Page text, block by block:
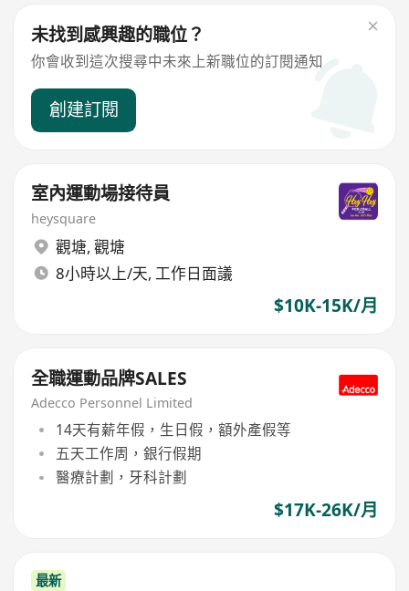
未找到感興趣的職位？
你會收到這次搜尋中未來上新職位的訂閱通知
創建訂閱
室內運動場接待員
heysquare
觀塘, 觀塘
8小時以上/天, 工作日面議
$10K-15K/月
全職運動品牌SALES
Adecco Personnel Limited
14天有薪年假，生日假，額外產假等
五天工作周，銀行假期
醫療計劃，牙科計劃
$17K-26K/月
最新